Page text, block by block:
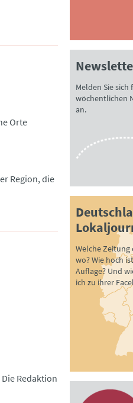
Orte
Region, die
Redaktion
Melden Sie sich
wöchentlichen
an.
Welche Zeitung
wo? Wie hoch
Auflage? Und
ich zu ihrer